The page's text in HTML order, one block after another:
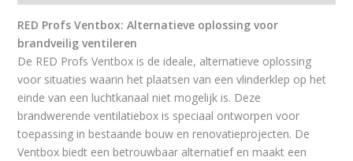
RED Profs Ventbox: Alternatieve oplossing voor
brandveilig ventileren
De RED Profs Ventbox is de ideale, alternatieve oplossing
voor situaties waarin het plaatsen van een vlinderklep op het
einde van een luchtkanaal niet mogelijk is. Deze
brandwerende ventilatiebox is speciaal ontworpen voor
toepassing in bestaande bouw en renovatieprojecten. De
Ventbox biedt een betrouwbaar alternatief en maakt een